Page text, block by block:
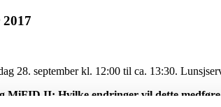
28. september kl. 12:00 til ca. 13:30.
II: Hvilke endringer vil dette medføre